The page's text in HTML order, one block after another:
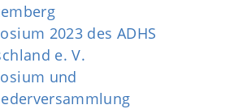
2023 des ADHS
e. V.
und